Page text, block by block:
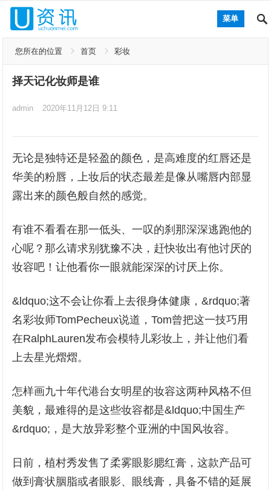
菜单
您所在的位置 首页 彩妆
择天记化妆师是谁
admin 2020年11月12日 9:11
无论是独特还是轻盈的颜色，是高难度的红唇还是
华美的粉唇，上妆后的状态最差是像从嘴唇内部显
露出来的颜色般自然的感觉。
有谁不看看在那一低头、一叹的刹那深深逃跑他的
心呢？那么请求别犹豫不决，赶快妆出有他讨厌的
妆容吧！让他看你一眼就能深深的讨厌上你。
&ldquo;这不会让你看上去很身体健康，&rdquo;著
名彩妆师TomPecheux说道，Tom曾把这一技巧用
在RalphLauren发布会模特儿彩妆上，并让他们看
上去星光熠熠。
怎样画九十年代港台女明星的妆容这两种风格不但
美貌，最难得的是这些妆容都是&ldquo;中国生产
&rdquo;，是大放异彩整个亚洲的中国风妆容。
日前，植村秀发售了柔雾眼影腮红膏，这款产品可
做到膏状胭脂或者眼影、眼线膏，具备不错的延展